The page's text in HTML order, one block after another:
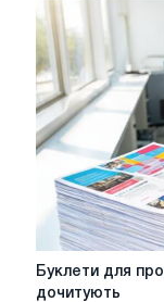
торгівлі:
що
потрібно
знати
власнику
бізнесу
Буклети
Буклети для
дочитують